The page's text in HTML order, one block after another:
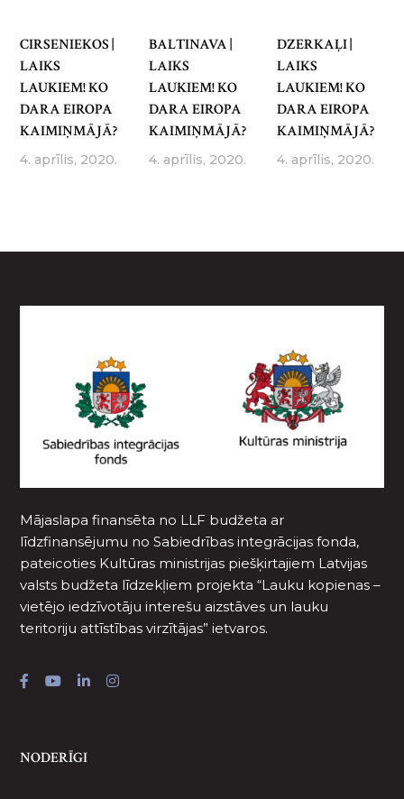
CIRSENIEKOS |
LAIKS
LAUKIEM! KO
DARA EIROPA
KAIMIŅMĀJĀ?
4. aprīlis, 2020.
BALTINAVA |
LAIKS
LAUKIEM! KO
DARA EIROPA
KAIMIŅMĀJĀ?
4. aprīlis, 2020.
DZERKAĻI |
LAIKS
LAUKIEM! KO
DARA EIROPA
KAIMIŅMĀJĀ?
4. aprīlis, 2020.
Mājaslapa finansēta no LLF budžeta ar
līdzfinansējumu no Sabiedrības integrācijas fonda,
pateicoties Kultūras ministrijas piešķirtajiem Latvijas
valsts budžeta līdzekļiem projekta “Lauku kopienas –
vietējo iedzīvotāju interešu aizstāves un lauku
teritoriju attīstības virzītājas” ietvaros.
NODERĪGI